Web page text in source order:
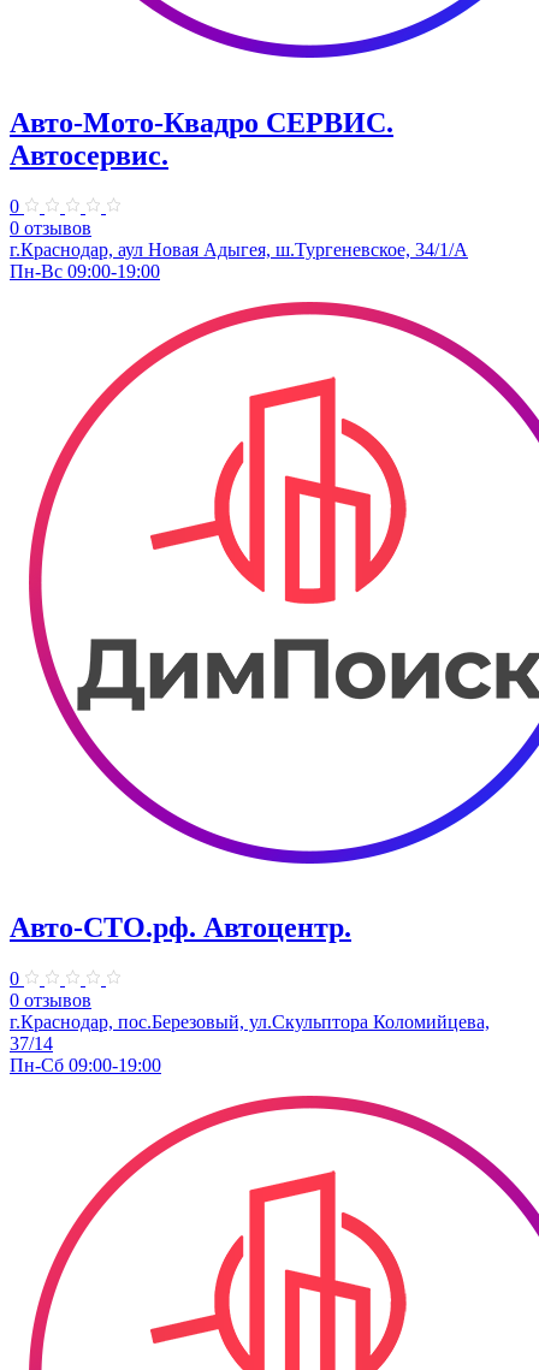
Авто-Мото-Квадро СЕРВИС.
Автосервис.
0
0 отзывов
г.Краснодар, аул Новая Адыгея, ш.Тургеневское, 34/1/А
Пн-Вс 09:00-19:00
Авто-СТО.рф. Автоцентр.
0
0 отзывов
г.Краснодар, пос.Березовый, ул.Скульптора Коломийцева,
37/14
Пн-Сб 09:00-19:00